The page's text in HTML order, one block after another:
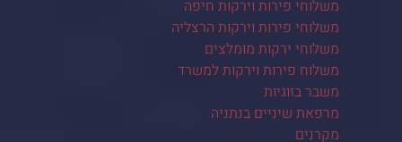
משלוחי פירות וירקות חיפה
משלוחי פירות וירקות הרצליה
משלוחי ירקות מומלצים
משלוח פירות וירקות למשרד
משבר בזוגיות
מרפאת שיניים בנתניה
מקרנים